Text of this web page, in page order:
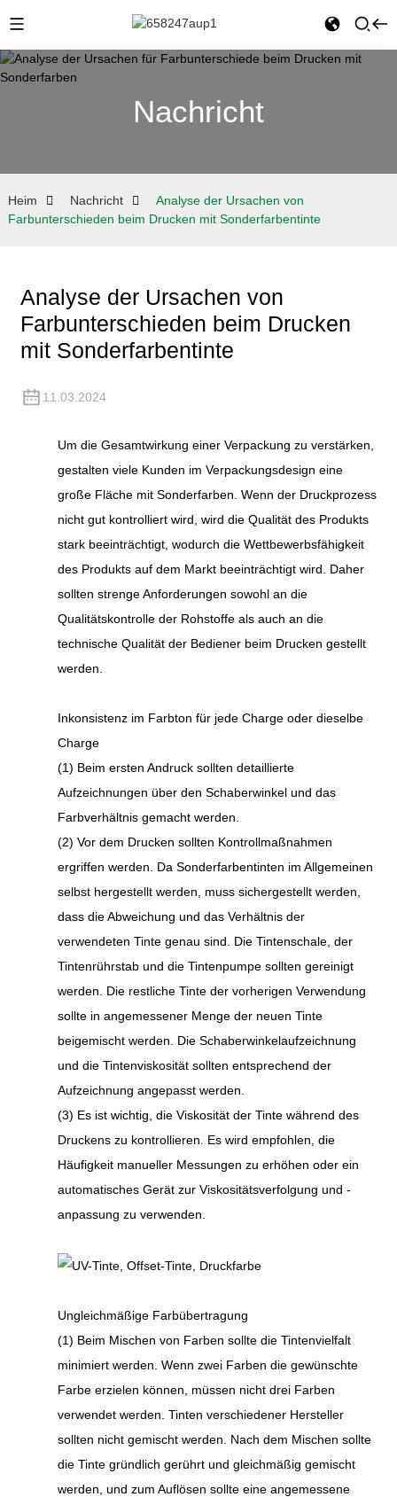
Nachricht
Heim Nachricht
Analyse der Ursachen von
Farbunterschieden beim Drucken mit Sonderfarbentinte
Analyse der Ursachen von
Farbunterschieden beim Drucken
mit Sonderfarbentinte
11.03.2024
Um die Gesamtwirkung einer Verpackung zu verstärken,
gestalten viele Kunden im Verpackungsdesign eine
große Fläche mit Sonderfarben. Wenn der Druckprozess
nicht gut kontrolliert wird, wird die Qualität des Produkts
stark beeinträchtigt, wodurch die Wettbewerbsfähigkeit
des Produkts auf dem Markt beeinträchtigt wird. Daher
sollten strenge Anforderungen sowohl an die
Qualitätskontrolle der Rohstoffe als auch an die
technische Qualität der Bediener beim Drucken gestellt
werden.
Inkonsistenz im Farbton für jede Charge oder dieselbe
Charge
(1) Beim ersten Andruck sollten detaillierte
Aufzeichnungen über den Schaberwinkel und das
Farbverhältnis gemacht werden.
(2) Vor dem Drucken sollten Kontrollmaßnahmen
ergriffen werden. Da Sonderfarbentinten im Allgemeinen
selbst hergestellt werden, muss sichergestellt werden,
dass die Abweichung und das Verhältnis der
verwendeten Tinte genau sind. Die Tintenschale, der
Tintenrührstab und die Tintenpumpe sollten gereinigt
werden. Die restliche Tinte der vorherigen Verwendung
sollte in angemessener Menge der neuen Tinte
beigemischt werden. Die Schaberwinkelaufzeichnung
und die Tintenviskosität sollten entsprechend der
Aufzeichnung angepasst werden.
(3) Es ist wichtig, die Viskosität der Tinte während des
Druckens zu kontrollieren. Es wird empfohlen, die
Häufigkeit manueller Messungen zu erhöhen oder ein
automatisches Gerät zur Viskositätsverfolgung und -
anpassung zu verwenden.
Ungleichmäßige Farbübertragung
(1) Beim Mischen von Farben sollte die Tintenvielfalt
minimiert werden. Wenn zwei Farben die gewünschte
Farbe erzielen können, müssen nicht drei Farben
verwendet werden. Tinten verschiedener Hersteller
sollten nicht gemischt werden. Nach dem Mischen sollte
die Tinte gründlich gerührt und gleichmäßig gemischt
werden, und zum Auflösen sollte eine angemessene